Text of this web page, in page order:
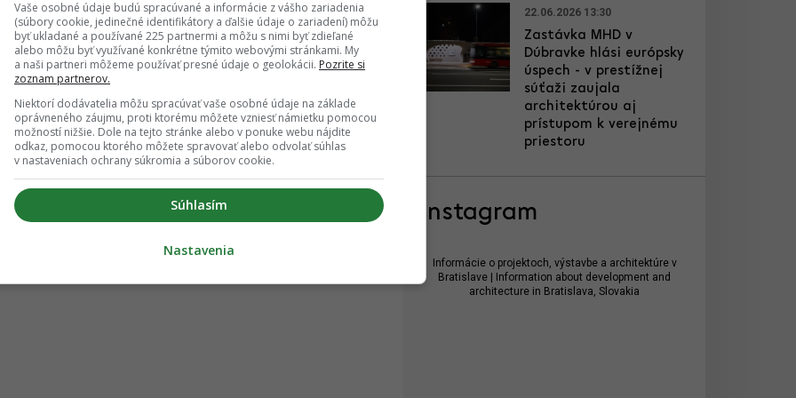
22.06.2026 13:30
Zastávka MHD v
Dúbravke hlási európsky
úspech - v prestížnej
súťaži zaujala
architektúrou aj
prístupom k verejnému
priestoru
Instagram
Informácie o projektoch, výstavbe a architektúre v
Bratislave | Information about development and
architecture in Bratislava, Slovakia
Vaše osobné údaje budú spracúvané a informácie z vášho zariadenia
(súbory cookie, jedinečné identifikátory a ďalšie údaje o zariadení) môžu
byť ukladané a používané 225 partnermi a môžu s nimi byť zdieľané
alebo môžu byť využívané konkrétne týmito webovými stránkami. My
a naši partneri môžeme používať presné údaje o geolokácii. Pozrite si
zoznam partnerov.
Niektorí dodávatelia môžu spracúvať vaše osobné údaje na základe
oprávneného záujmu, proti ktorému môžete vzniesť námietku pomocou
možností nižšie. Dole na tejto stránke alebo v ponuke webu nájdite
odkaz, pomocou ktorého môžete spravovať alebo odvolať súhlas
v nastaveniach ochrany súkromia a súborov cookie.
Súhlasím
Nastavenia